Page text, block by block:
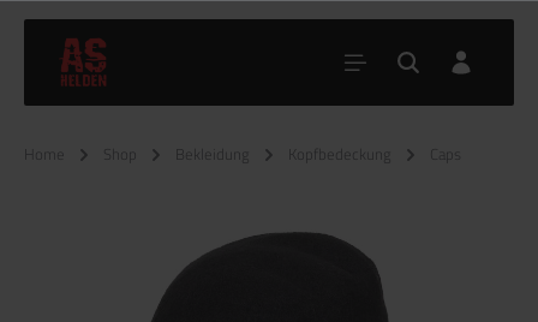
Home Shop Bekleidung Kopfbedeckung Caps